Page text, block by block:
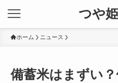
つや
ホーム ニュース
備蓄米はまずい